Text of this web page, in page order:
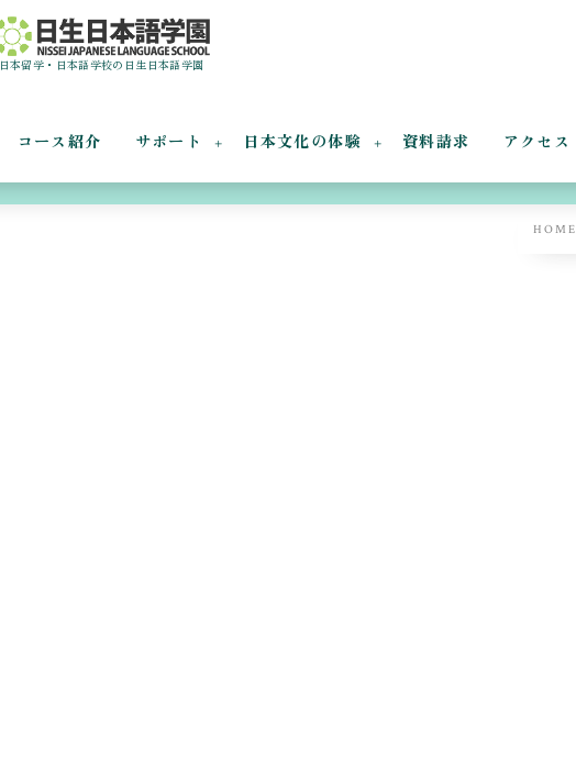
日本留学・日本語学校の日生日本語学園
コース紹介 サポート 日本文化の体験 資料請求 アクセス
HOME